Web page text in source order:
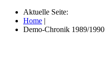
Aktuelle Seite:
Home |
Demo-Chronik 1989/1990